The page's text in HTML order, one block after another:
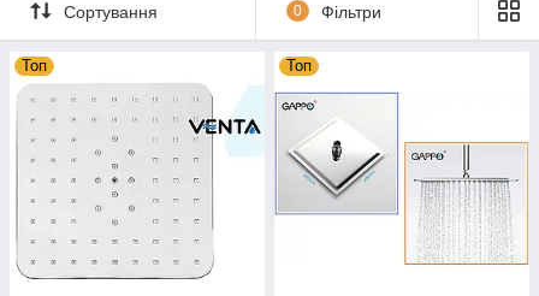
Сортування 0 Фільтри
Топ Топ